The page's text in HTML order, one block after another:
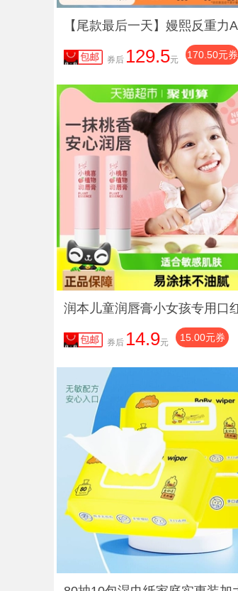
券后 129.5元 170.50元券
券后 14.9元 15.00元券